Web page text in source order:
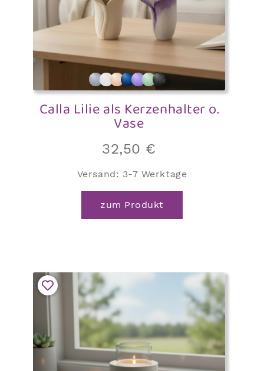
Calla Lilie als Kerzenhalter o.
Vase
32,50 €
Versand: 3-7 Werktage
zum Produkt